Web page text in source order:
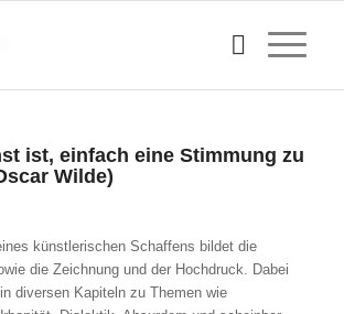
ist, einfach eine Stimmung zu
Wilde)
künstlerischen Schaffens bildet die
die Zeichnung und der Hochdruck. Dabei
diversen Kapiteln zu Themen wie